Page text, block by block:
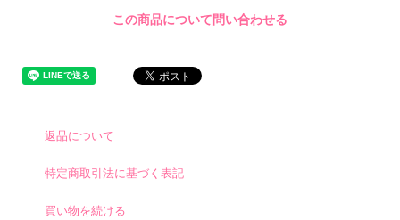
この商品について問い合わせる
返品について
特定商取引法に基づく表記
買い物を続ける